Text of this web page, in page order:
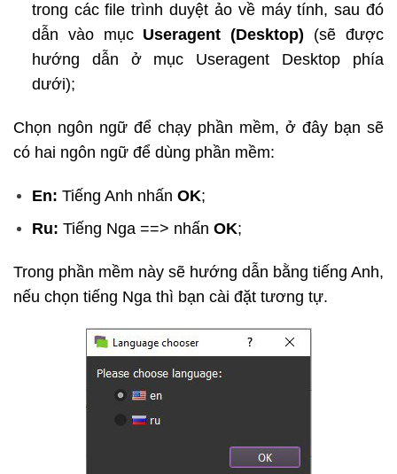
trong các file trình duyệt ảo về máy tính, sau đó
dẫn vào mục Useragent (Desktop) (sẽ được
hướng dẫn ở mục Useragent Desktop phía
dưới);
Chọn ngôn ngữ để chạy phần mềm, ở đây bạn sẽ
có hai ngôn ngữ để dùng phần mềm:
En: Tiếng Anh nhấn OK;
Ru: Tiếng Nga ==> nhấn OK;
Trong phần mềm này sẽ hướng dẫn bằng tiếng Anh,
nếu chọn tiếng Nga thì bạn cài đặt tương tự.